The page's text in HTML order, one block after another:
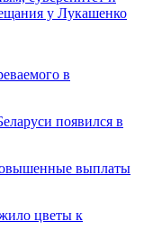
у Лукашенко
в
появился в
выплаты
цветы к